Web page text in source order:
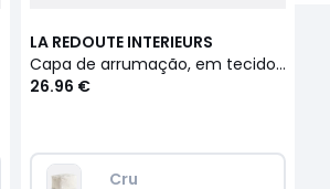
LA REDOUTE INTERIEURS
Capa de arrumação, em tecido tipo malha borboto, XL, Boklio
26.96 €
Cru